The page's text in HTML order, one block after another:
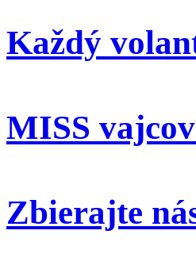
Každý
MISS
Zbierajte